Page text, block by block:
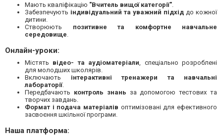
Мають кваліфікацію "Вчитель вищої категорії"
Забезпечують індивідуальний та уважний підхід до кожної
дитини.
Створюють позитивне та комфортне навчальне
середовище
Онлайн-уроки:
Містять відео- та аудіоматеріали , спеціально розроблені
для молодших школярів.
Включають інтерактивні тренажери та навчальні
лабораторії.
Передбачають контроль знань за допомогою тестових та
творчих завдань.
Формат і подача матеріалів оптимізовані для ефективного
засвоєння шкільної програми.
Наша платформа: